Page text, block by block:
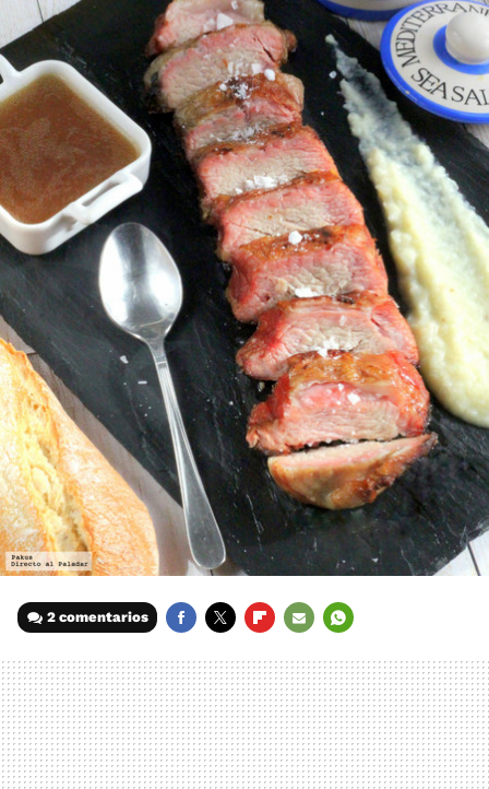
2 comentarios
MAIL